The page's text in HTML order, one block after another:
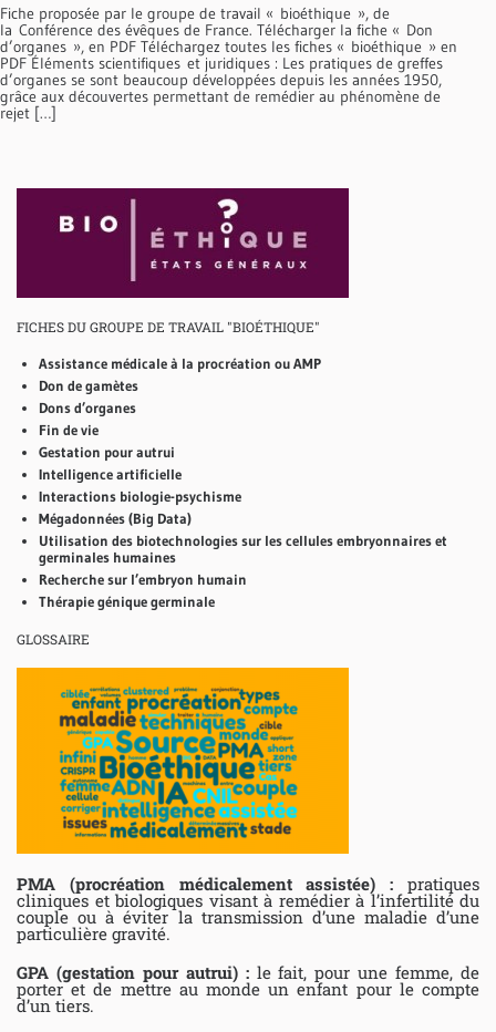
Fiche proposée par le groupe de travail « bioéthique », de
la Conférence des évêques de France. Télécharger la fiche « Don
d’organes », en PDF Téléchargez toutes les fiches « bioéthique » en
PDF Éléments scientifiques et juridiques : Les pratiques de greffes
d’organes se sont beaucoup développées depuis les années 1950,
grâce aux découvertes permettant de remédier au phénomène de
rejet […]
FICHES DU GROUPE DE TRAVAIL "BIOÉTHIQUE"
Assistance médicale à la procréation ou AMP
Don de gamètes
Dons d’organes
Fin de vie
Gestation pour autrui
Intelligence artificielle
Interactions biologie-psychisme
Mégadonnées (Big Data)
Utilisation des biotechnologies sur les cellules embryonnaires et
germinales humaines
Recherche sur l’embryon humain
Thérapie génique germinale
GLOSSAIRE
PMA (procréation médicalement assistée) : pratiques
cliniques et biologiques visant à remédier à l’infertilité du
couple ou à éviter la transmission d’une maladie d’une
particulière gravité.
GPA (gestation pour autrui) :le fait, pour une femme, de
porter et de mettre au monde un enfant pour le compte
d’un tiers.